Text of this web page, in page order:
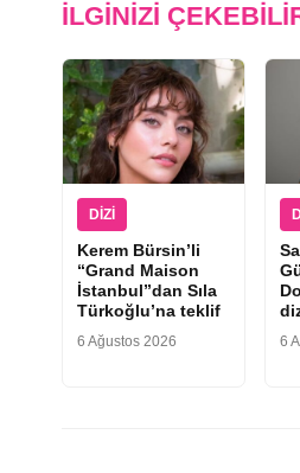
İLGINIZI
DIZI
Kerem Bürsin’li
“Grand Maison
İstanbul”dan Sıla
Türkoğlu’na teklif
6 Ağustos 2026 6